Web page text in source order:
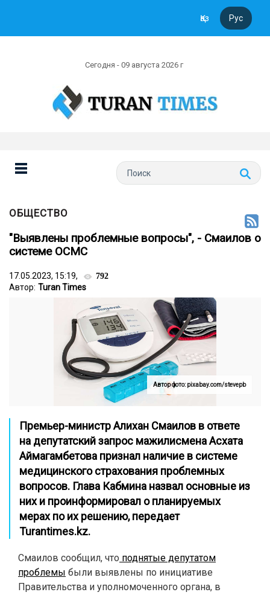
Қаз Рус
Сегодня - 09 августа 2026 г
ОБЩЕСТВО
"Выявлены проблемные вопросы", - Смаилов о
системе ОСМС
17.05.2023, 15:19, 792
Автор: Turan Times
Автор фото: pixabay.com/stevepb
Премьер-министр Алихан Смаилов в ответе
на депутатский запрос мажилисмена Асхата
Аймагамбетова признал наличие в системе
медицинского страхования проблемных
вопросов. Глава Кабмина назвал основные из
них и проинформировал о планируемых
мерах по их решению, передает
Turantimes.kz.
Смаилов сообщил, что поднятые депутатом
проблемы были выявлены по инициативе
Правительства и уполномоченного органа, в